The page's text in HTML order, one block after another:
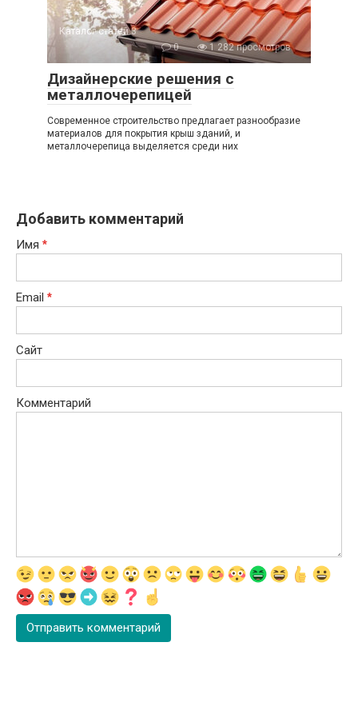
Каталог статей 3
0
1 282 просмотров
Дизайнерские решения с
металлочерепицей
Современное строительство предлагает разнообразие
материалов для покрытия крыш зданий, и
металлочерепица выделяется среди них
Добавить комментарий
Имя *
Email *
Сайт
Комментарий